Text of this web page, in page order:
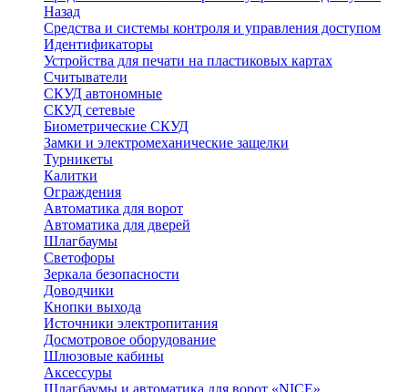
Назад
Средства и системы контроля и управления доступом
Идентификаторы
Устройства для печати на пластиковых картах
Считыватели
СКУД автономные
СКУД сетевые
Биометрические СКУД
Замки и электромеханические защелки
Турникеты
Калитки
Ограждения
Автоматика для ворот
Автоматика для дверей
Шлагбаумы
Светофоры
Зеркала безопасности
Доводчики
Кнопки выхода
Источники электропитания
Досмотровое оборудование
Шлюзовые кабины
Аксессуры
Шлагбаумы и автоматика для ворот «NICE»